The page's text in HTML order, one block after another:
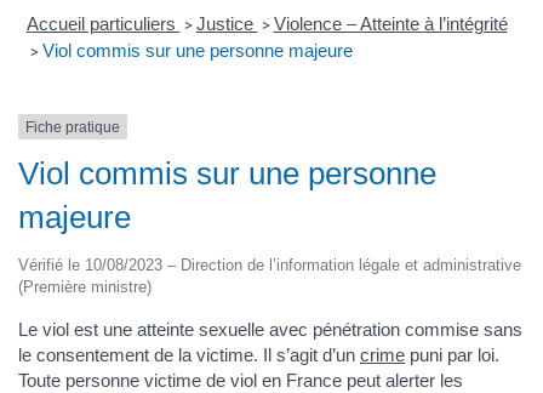
Accueil particuliers > Justice > Violence – Atteinte à l’intégrité
> Viol commis sur une personne majeure
Fiche pratique
Viol commis sur une personne
majeure
Vérifié le 10/08/2023 – Direction de l’information légale et administrative
(Première ministre)
Le viol est une atteinte sexuelle avec pénétration commise sans
le consentement de la victime. Il s’agit d’un crime puni par loi.
Toute personne victime de viol en France peut alerter les